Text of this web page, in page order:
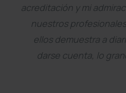
acreditación y mi
nuestros
ellos demuestra a
darse cuenta, lo